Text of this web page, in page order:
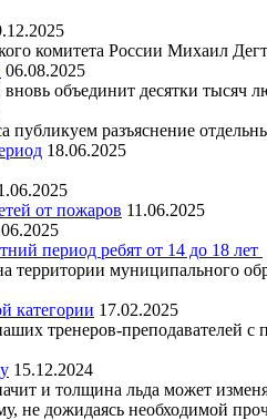
комитета России Михаил
06.08.2025
объединит десятки тысяч
разъяснение
18.06.2025
от пожаров 11.06.2025
период ребят от 14 до 18 лет
территории муниципального
категории 17.02.2025
тренеров-
15.12.2024
и толщина льда может
не дожидаясь необходимой